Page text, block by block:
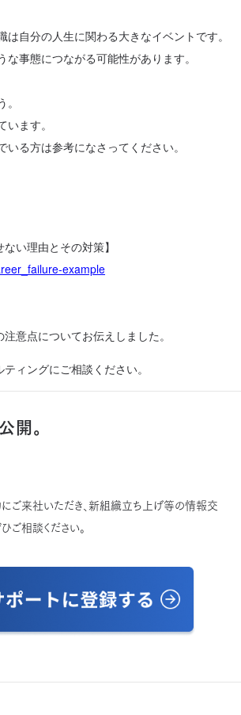
自分の人生に関わる大きなイベントです。
事態につながる可能性があります。
ます。
る方は参考になさってください。
い理由とその対策】
example
意点についてお伝えしました。
ィングにご相談ください。
開。
ご来社いただき、新組織立ち上げ等の情報交
ご相談ください。